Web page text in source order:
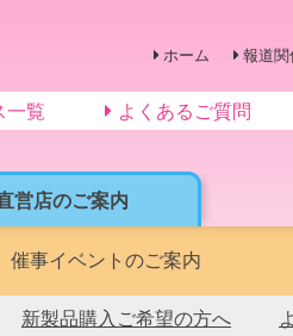
営店のご案内
ホーム 報道関
一覧 よくあるご質問
催事イベントのご案内
新製品購入ご希望の方へ